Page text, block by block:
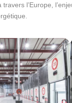
travers l’Europe,